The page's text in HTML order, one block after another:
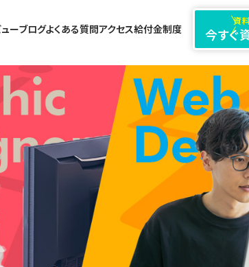
ーブログよくある質問アクセス給付金制度
資
今すぐ